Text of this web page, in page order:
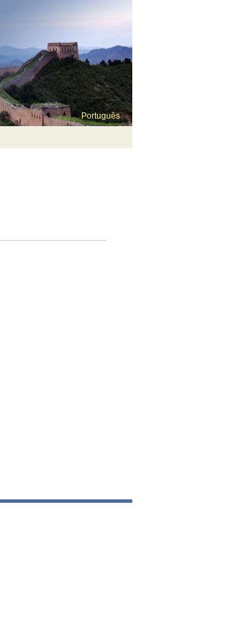
Português